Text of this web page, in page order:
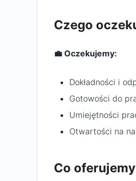
Czego
💼 Oczekujemy:
Dokładności i
Gotowości do
Umiejętności
Otwartości na
Co